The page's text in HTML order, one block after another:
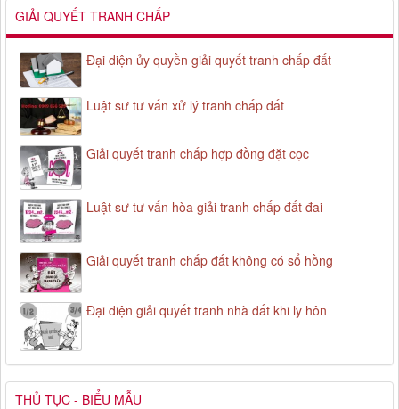
GIẢI QUYẾT TRANH CHẤP
Đại diện ủy quyền giải quyết tranh chấp đất
Luật sư tư vấn xử lý tranh chấp đất
Giải quyết tranh chấp hợp đồng đặt cọc
Luật sư tư vấn hòa giải tranh chấp đất đai
Giải quyết tranh chấp đất không có sổ hồng
Đại diện giải quyết tranh nhà đất khi ly hôn
THỦ TỤC - BIỂU MẪU